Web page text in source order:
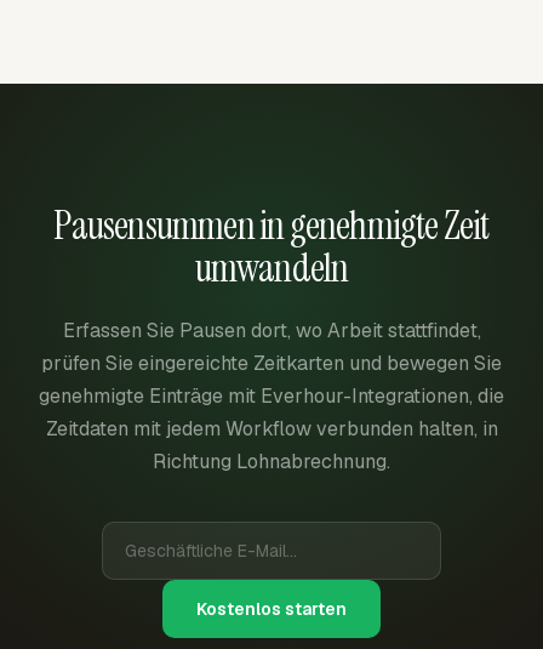
Pausensummen in genehmigte Zeit
umwandeln
Erfassen Sie Pausen dort, wo Arbeit stattfindet,
prüfen Sie eingereichte Zeitkarten und bewegen Sie
genehmigte Einträge mit Everhour-Integrationen, die
Zeitdaten mit jedem Workflow verbunden halten, in
Richtung Lohnabrechnung.
Kostenlos starten